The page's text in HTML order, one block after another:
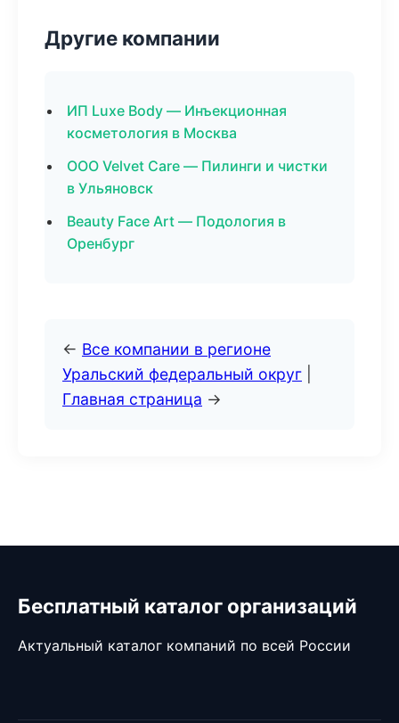
Другие компании
ИП Luxe Body — Инъекционная
косметология в Москва
ООО Velvet Care — Пилинги и чистки
в Ульяновск
Beauty Face Art — Подология в
Оренбург
← Все компании в регионе
Уральский федеральный округ
Главная страница →
Бесплатный каталог организаций
Актуальный каталог компаний по всей России